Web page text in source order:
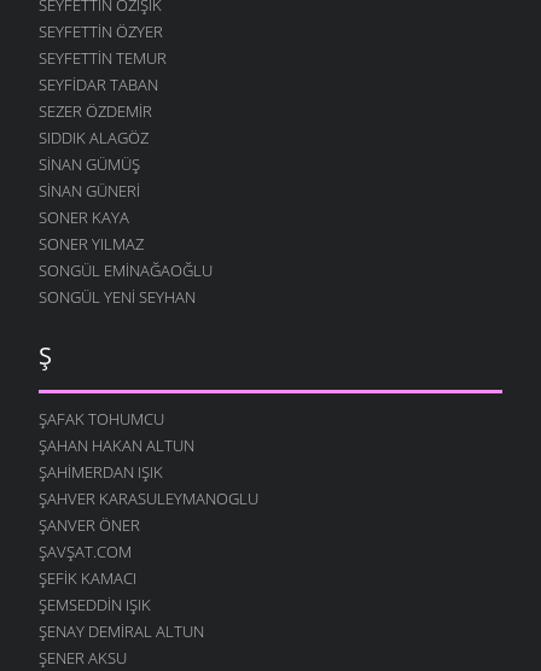
SEYFETTIN ÖZYER
SEYFETTIN TEMUR
SEYFIDAR TABAN
SEZER ÖZDEMIR
SIDDIK ALAGÖZ
SINAN GÜMÜŞ
SINAN GÜNERI
SONER KAYA
SONER YILMAZ
SONGÜL EMINAĞAOĞLU
SONGÜL YENI SEYHAN
Ş
ŞAFAK TOHUMCU
ŞAHAN HAKAN ALTUN
ŞAHIMERDAN IŞIK
ŞAHVER KARASULEYMANOGLU
ŞANVER ÖNER
ŞAVŞAT.COM
ŞEFIK KAMACI
ŞEMSEDDIN IŞIK
ŞENAY DEMIRAL ALTUN
ŞENER AKSU